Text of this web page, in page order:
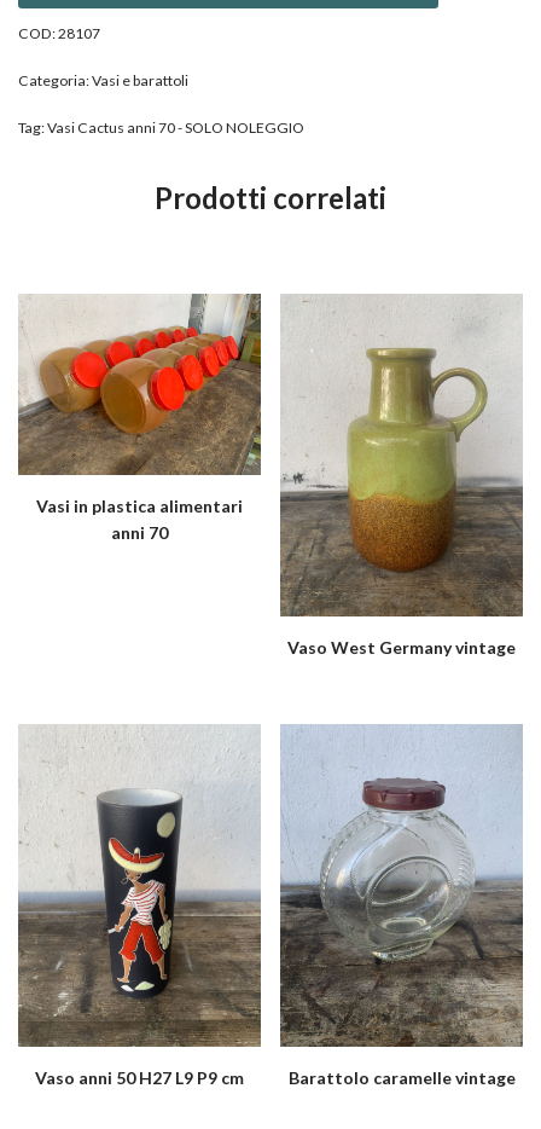
COD:28107
Categoria:Vasi e barattoli
Tag:Vasi Cactus anni 70 - SOLO NOLEGGIO
Prodotti correlati
Vasi in plastica alimentari
anni 70
Vaso West Germany vintage
Vaso anni 50 H27 L9 P9 cm Barattolo caramelle vintage